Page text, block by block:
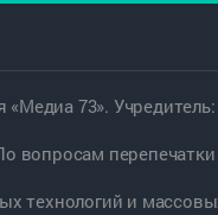
73».
вопросам
технологий и